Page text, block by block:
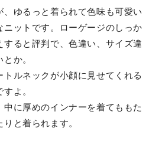
、ゆるっと着られて色味も可愛い
ニットです。ローゲージのしっか
すると評判で、色違い、サイズ違
か。
トルネックが小顔に見せてくれる
よ。
中に厚めのインナーを着てももた
と着られます。